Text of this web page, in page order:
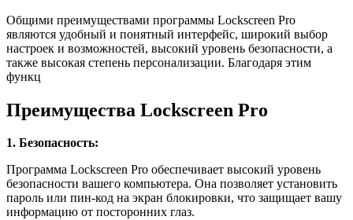
Общими преимуществами программы Lockscreen Pro
являются удобный и понятный интерфейс, широкий выбор
настроек и возможностей, высокий уровень безопасности, а
также высокая степень персонализации. Благодаря этим
функц
Преимущества Lockscreen Pro
1. Безопасность:
Программа Lockscreen Pro обеспечивает высокий уровень
безопасности вашего компьютера. Она позволяет установить
пароль или пин-код на экран блокировки, что защищает вашу
информацию от посторонних глаз.